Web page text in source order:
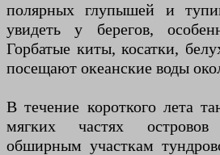
полярных глупышей и
увидеть у берегов,
Горбатые киты, косатки,
посещают океанские воды
В течение короткого лета
мягких частях
обширным участкам